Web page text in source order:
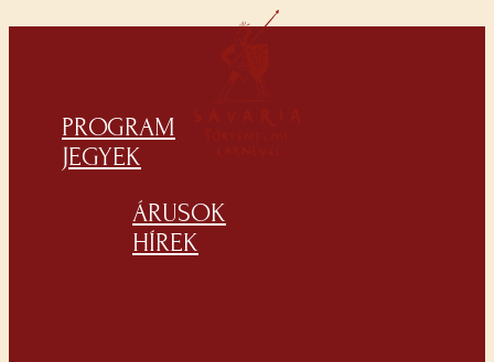
PROGRAM
JEGYEK
ÁRUSOK
HÍREK